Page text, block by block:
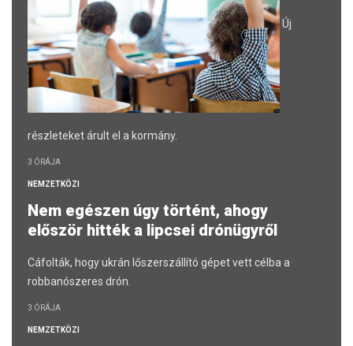
Új
részleteket árult el a kormány.
3 ÓRÁJA
NEMZETKÖZI
Nem egészen úgy történt, ahogy
először hitték a lipcsei drónügyről
Cáfolták, hogy ukrán lőszerszállító gépet vett célba a
robbanószeres drón.
3 ÓRÁJA
NEMZETKÖZI